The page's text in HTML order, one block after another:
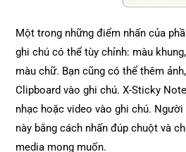
Một trong những điểm nhấn của
ghi chú có thể tùy chỉnh: màu
màu chữ. Bạn cũng có thể thêm
Clipboard vào ghi chú. X-Sticky
nhạc hoặc video vào ghi chú.
này bằng cách nhấn đúp chuột và
media mong muốn.